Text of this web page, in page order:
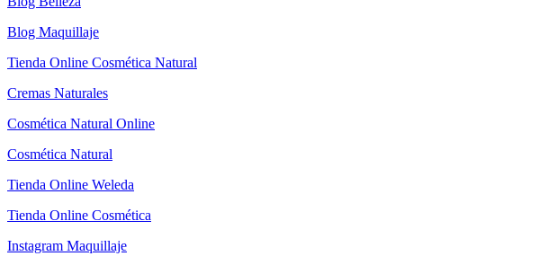
Blog Maquillaje
Tienda Online Cosmética Natural
Cremas Naturales
Cosmética Natural Online
Cosmética Natural
Tienda Online Weleda
Tienda Online Cosmética
Instagram Maquillaje